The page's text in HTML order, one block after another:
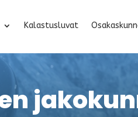
Kalastusluvat